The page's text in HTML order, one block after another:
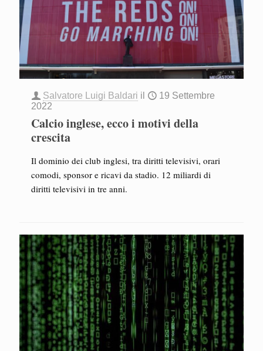
Salvatore Luigi Baldari il
19 Settembre
2022
Calcio inglese, ecco i motivi della
crescita
Il dominio dei club inglesi, tra diritti televisivi, orari
comodi, sponsor e ricavi da stadio. 12 miliardi di
diritti televisivi in tre anni.